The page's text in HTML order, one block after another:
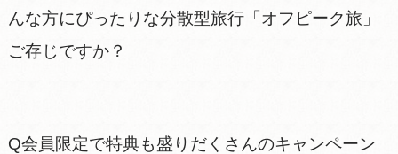
んな方にぴったりな分散型旅行「オフピーク旅」
ご存じですか？
Q会員限定で特典も盛りだくさんのキャンペーン